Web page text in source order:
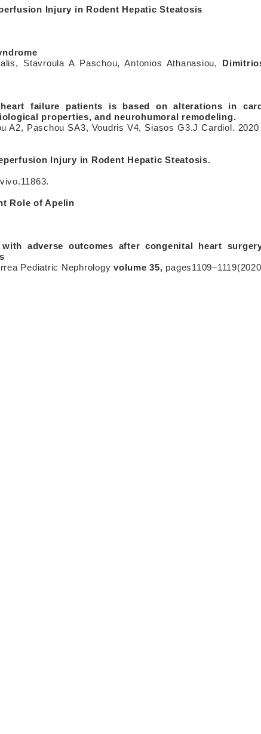
Injury in Rodent Hepatic Steatosis
Stavroula A Paschou, Antonios Athanasiou,
failure patients is based on alterations in
properties, and neurohumoral remodeling.
A2, Paschou SA3, Voudris V4, Siasos G3.J Cardiol. 2020
Injury in Rodent Hepatic Steatosis.
Role of Apelin
adverse outcomes after congenital heart
Pediatric Nephrology volume 35,